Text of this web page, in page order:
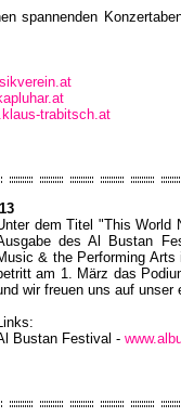
spannenden
trabitsch.at
dem Titel "This World
des Al Bustan
& the Performing
am 1. März das
wir freuen uns auf
Bustan Festival -